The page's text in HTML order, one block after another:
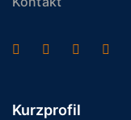
Kurzprofil